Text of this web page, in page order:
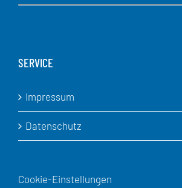
SERVICE
Impressum
Datenschutz
Cookie-Einstellungen